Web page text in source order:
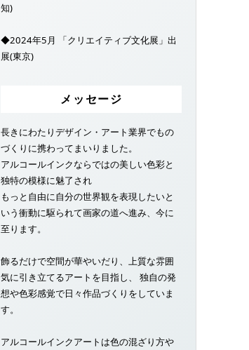
知)
◆2024年5月 「クリエイティブ文化展」出
展(東京)
メッセージ
長きにわたりデザイン・アート業界でもの
づくりに携わってまいりました。
アルコールインクならではの美しい色彩と
独特の模様に魅了され
もっと自由に自分の世界観を表現したいと
いう衝動に駆られて画家の道へ進み、今に
至ります。
飾るだけで空間が華やいだり、上質な雰囲
気に引き立てるアートを目指し、 独自の発
想や色彩感覚で日々作品づくりをしていま
す。
アルコールインクアートは色の混ざり方や